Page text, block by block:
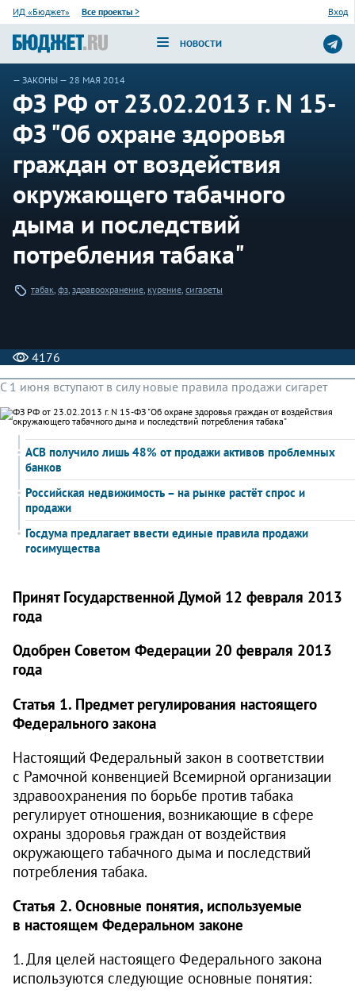
ИД «Бюджет» Все проекты > Вход
НОВОСТИ
— ЗАКОНЫ — 28 МАЯ 2014
ФЗ РФ от 23.02.2013 г. N 15-
ФЗ "Об охране здоровья
граждан от воздействия
окружающего табачного
дыма и последствий
потребления табака"
табак, фз, здравоохранение, курение, сигареты
4176
С 1 июня вступают в силу новые правила продажи сигарет
АСВ получило лишь 48% от продажи активов проблемных
банков
Российская недвижимость – на рынке растёт спрос и
продажи
Госдума предлагает ввести единые правила продажи
госимущества
Принят Государственной Думой 12 февраля 2013
года
Одобрен Советом Федерации 20 февраля 2013
года
Статья 1. Предмет регулирования настоящего
Федерального закона
Настоящий Федеральный закон в соответствии
с Рамочной конвенцией Всемирной организации
здравоохранения по борьбе против табака
регулирует отношения, возникающие в сфере
охраны здоровья граждан от воздействия
окружающего табачного дыма и последствий
потребления табака.
Статья 2. Основные понятия, используемые
в настоящем Федеральном законе
1. Для целей настоящего Федерального закона
используются следующие основные понятия: